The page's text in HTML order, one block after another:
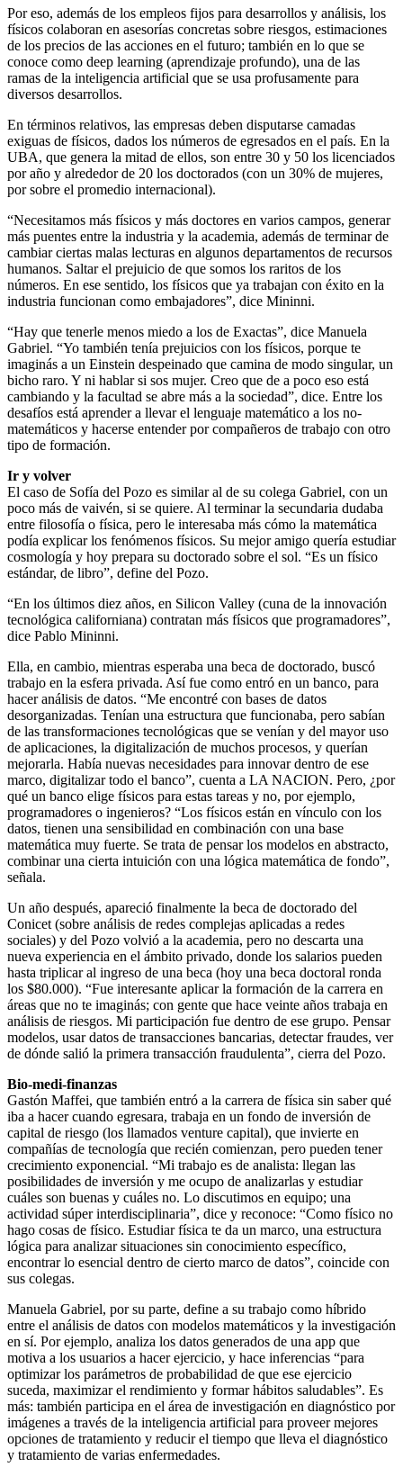
Por eso, además de los empleos fijos para desarrollos y análisis, los
físicos colaboran en asesorías concretas sobre riesgos, estimaciones
de los precios de las acciones en el futuro; también en lo que se
conoce como deep learning (aprendizaje profundo), una de las
ramas de la inteligencia artificial que se usa profusamente para
diversos desarrollos.
En términos relativos, las empresas deben disputarse camadas
exiguas de físicos, dados los números de egresados en el país. En la
UBA, que genera la mitad de ellos, son entre 30 y 50 los licenciados
por año y alrededor de 20 los doctorados (con un 30% de mujeres,
por sobre el promedio internacional).
“Necesitamos más físicos y más doctores en varios campos, generar
más puentes entre la industria y la academia, además de terminar de
cambiar ciertas malas lecturas en algunos departamentos de recursos
humanos. Saltar el prejuicio de que somos los raritos de los
números. En ese sentido, los físicos que ya trabajan con éxito en la
industria funcionan como embajadores”, dice Mininni.
“Hay que tenerle menos miedo a los de Exactas”, dice Manuela
Gabriel. “Yo también tenía prejuicios con los físicos, porque te
imaginás a un Einstein despeinado que camina de modo singular, un
bicho raro. Y ni hablar si sos mujer. Creo que de a poco eso está
cambiando y la facultad se abre más a la sociedad”, dice. Entre los
desafíos está aprender a llevar el lenguaje matemático a los no-
matemáticos y hacerse entender por compañeros de trabajo con otro
tipo de formación.
Ir y volver
El caso de Sofía del Pozo es similar al de su colega Gabriel, con un
poco más de vaivén, si se quiere. Al terminar la secundaria dudaba
entre filosofía o física, pero le interesaba más cómo la matemática
podía explicar los fenómenos físicos. Su mejor amigo quería estudiar
cosmología y hoy prepara su doctorado sobre el sol. “Es un físico
estándar, de libro”, define del Pozo.
“En los últimos diez años, en Silicon Valley (cuna de la innovación
tecnológica californiana) contratan más físicos que programadores”,
dice Pablo Mininni.
Ella, en cambio, mientras esperaba una beca de doctorado, buscó
trabajo en la esfera privada. Así fue como entró en un banco, para
hacer análisis de datos. “Me encontré con bases de datos
desorganizadas. Tenían una estructura que funcionaba, pero sabían
de las transformaciones tecnológicas que se venían y del mayor uso
de aplicaciones, la digitalización de muchos procesos, y querían
mejorarla. Había nuevas necesidades para innovar dentro de ese
marco, digitalizar todo el banco”, cuenta a LA NACION. Pero, ¿por
qué un banco elige físicos para estas tareas y no, por ejemplo,
programadores o ingenieros? “Los físicos están en vínculo con los
datos, tienen una sensibilidad en combinación con una base
matemática muy fuerte. Se trata de pensar los modelos en abstracto,
combinar una cierta intuición con una lógica matemática de fondo”,
señala.
Un año después, apareció finalmente la beca de doctorado del
Conicet (sobre análisis de redes complejas aplicadas a redes
sociales) y del Pozo volvió a la academia, pero no descarta una
nueva experiencia en el ámbito privado, donde los salarios pueden
hasta triplicar al ingreso de una beca (hoy una beca doctoral ronda
los $80.000). “Fue interesante aplicar la formación de la carrera en
áreas que no te imaginás; con gente que hace veinte años trabaja en
análisis de riesgos. Mi participación fue dentro de ese grupo. Pensar
modelos, usar datos de transacciones bancarias, detectar fraudes, ver
de dónde salió la primera transacción fraudulenta”, cierra del Pozo.
Bio-medi-finanzas
Gastón Maffei, que también entró a la carrera de física sin saber qué
iba a hacer cuando egresara, trabaja en un fondo de inversión de
capital de riesgo (los llamados venture capital), que invierte en
compañías de tecnología que recién comienzan, pero pueden tener
crecimiento exponencial. “Mi trabajo es de analista: llegan las
posibilidades de inversión y me ocupo de analizarlas y estudiar
cuáles son buenas y cuáles no. Lo discutimos en equipo; una
actividad súper interdisciplinaria”, dice y reconoce: “Como físico no
hago cosas de físico. Estudiar física te da un marco, una estructura
lógica para analizar situaciones sin conocimiento específico,
encontrar lo esencial dentro de cierto marco de datos”, coincide con
sus colegas.
Manuela Gabriel, por su parte, define a su trabajo como híbrido
entre el análisis de datos con modelos matemáticos y la investigación
en sí. Por ejemplo, analiza los datos generados de una app que
motiva a los usuarios a hacer ejercicio, y hace inferencias “para
optimizar los parámetros de probabilidad de que ese ejercicio
suceda, maximizar el rendimiento y formar hábitos saludables”. Es
más: también participa en el área de investigación en diagnóstico por
imágenes a través de la inteligencia artificial para proveer mejores
opciones de tratamiento y reducir el tiempo que lleva el diagnóstico
y tratamiento de varias enfermedades.